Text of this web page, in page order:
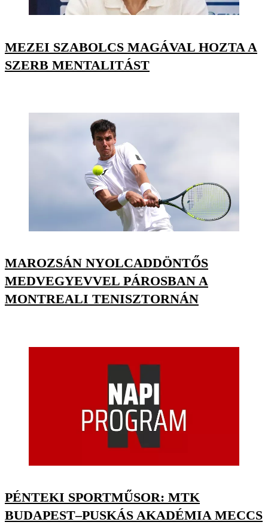
MEZEI SZABOLCS MAGÁVAL HOZTA A
SZERB MENTALITÁST
MAROZSÁN NYOLCADDÖNTŐS
MEDVEGYEVVEL PÁROSBAN A
MONTREALI TENISZTORNÁN
PÉNTEKI SPORTMŰSOR: MTK
BUDAPEST–PUSKÁS AKADÉMIA MECCS